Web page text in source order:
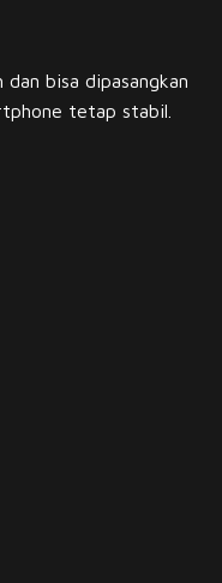
bisa dipasangkan
tetap stabil.